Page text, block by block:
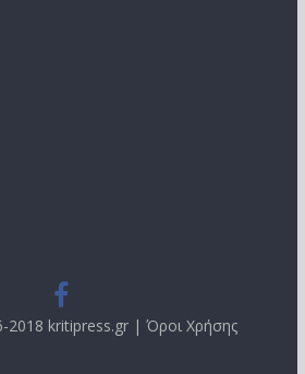
2018 kritipress.gr |Όροι Χρήσης